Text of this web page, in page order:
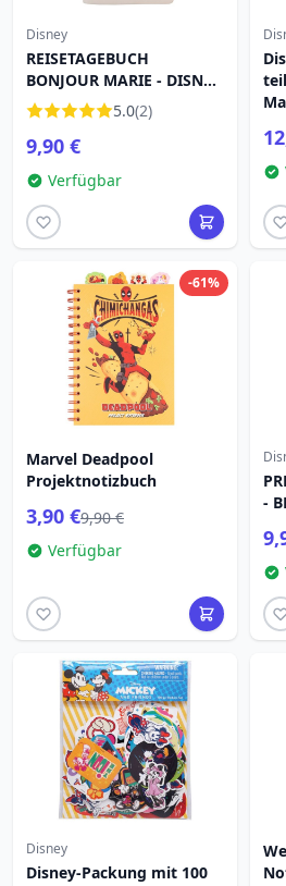
Disney
REISETAGEBUCH
BONJOUR MARIE - DISNEY
DIE ARISTOCATS
5.0(2)
9,90 €
Verfügbar
-61%
Marvel Deadpool
Projektnotizbuch
3,90 €9,90 €
Verfügbar
-
Disney
Disney-Packung mit 100